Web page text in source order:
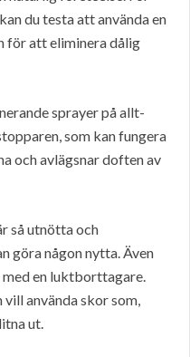
du testa att använda en
för att eliminera dålig
sprayer på allt-
som kan fungera
och avlägsnar doften av
så utnötta och
göra någon nytta. Även
med en luktborttagare.
använda skor som,
ut.